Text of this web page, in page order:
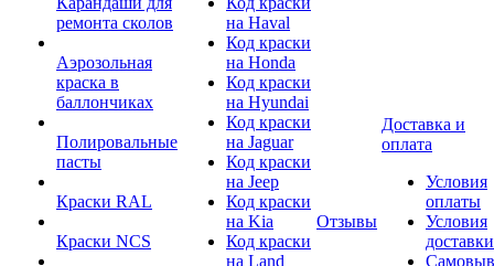
ремонта сколов
Аэрозольная
краска в
баллончиках
Полировальные
пасты
Краски RAL
Краски NCS
на Haval
Код краски
на Honda
Код краски
на Hyundai
Код краски
на Jaguar
Код краски
на Jeep
Код краски
на Kia
Код краски
на Land
Отзывы
Доставка и
оплата
Условия
оплаты
Условия
доставки